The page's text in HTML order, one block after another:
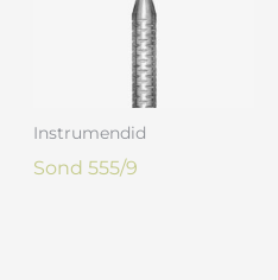
Instrumendid
Sond 555/9